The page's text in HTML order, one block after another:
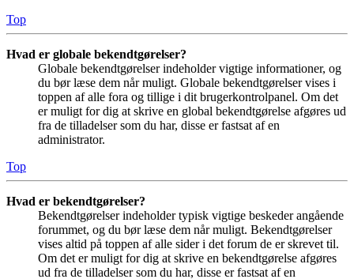
Top
Hvad er globale bekendtgørelser?
Globale bekendtgørelser indeholder vigtige informationer, og
du bør læse dem når muligt. Globale bekendtgørelser vises i
toppen af alle fora og tillige i dit brugerkontrolpanel. Om det
er muligt for dig at skrive en global bekendtgørelse afgøres ud
fra de tilladelser som du har, disse er fastsat af en
administrator.
Top
Hvad er bekendtgørelser?
Bekendtgørelser indeholder typisk vigtige beskeder angående
forummet, og du bør læse dem når muligt. Bekendtgørelser
vises altid på toppen af alle sider i det forum de er skrevet til.
Om det er muligt for dig at skrive en bekendtgørelse afgøres
ud fra de tilladelser som du har, disse er fastsat af en